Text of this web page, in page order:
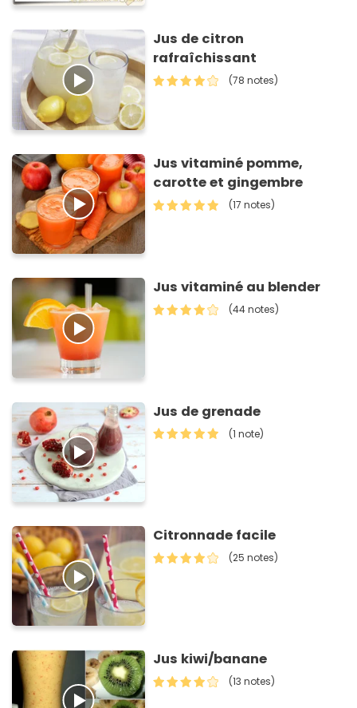
Jus de citron
rafraîchissant
(78 notes)
Jus vitaminé pomme,
carotte et gingembre
(17 notes)
Jus vitaminé au blender
(44 notes)
Jus de grenade
(1 note)
Citronnade facile
(25 notes)
Jus kiwi/banane
(13 notes)